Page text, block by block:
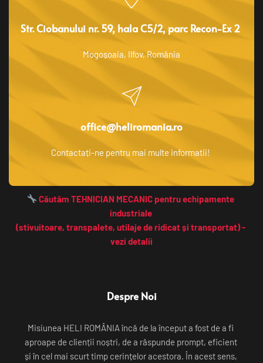
Str. Ciobanului nr. 59, hala C5/2, parc Recon-Ex 2
Mogoșoaia, Ilfov, România
office@heliromania.ro
Contactați-ne pentru mai multe informatii!
Căutăm TEHNICIAN MECANIC pentru echipamente
industriale
(stivuitoare, transpalete, utilaje de ridicat și transportat) -
vezi detalii
Despre Noi
Misiunea HELI ROMÂNIA încă de la început a fost de a fi
aproape de clienții noștri, de a răspunde prompt, eficient
și în cel mai scurt timp cerințelor acestora. În acest sens,